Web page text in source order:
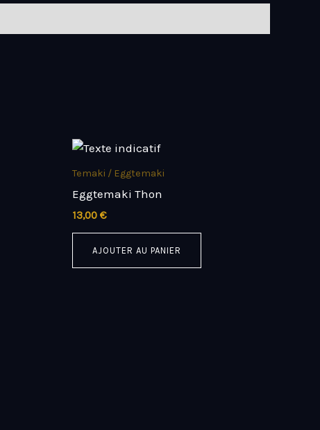
Temaki / Eggtemaki
Eggtemaki Thon
13,00 €
AJOUTER AU PANIER